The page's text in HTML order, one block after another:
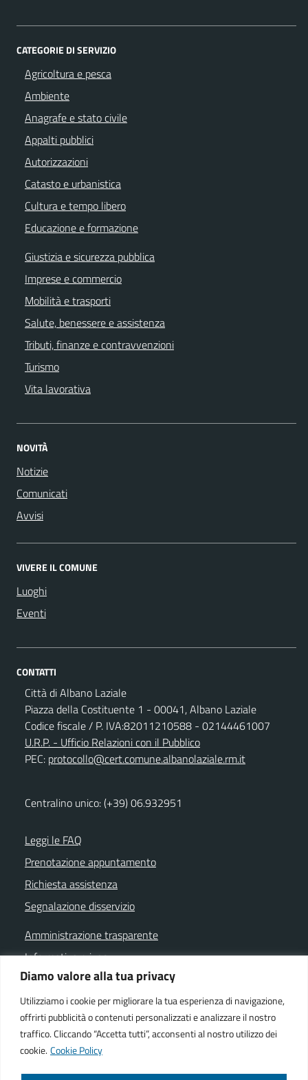
Diamo valore alla tua privacy
Utilizziamo i cookie per migliorare la tua esperienza di navigazione,
offrirti pubblicità o contenuti personalizzati e analizzare il nostro
traffico. Cliccando “Accetta tutti”, acconsenti al nostro utilizzo dei
cookie. Cookie Policy
CATEGORIE DI SERVIZIO
Agricoltura e pesca
Ambiente
Anagrafe e stato civile
Appalti pubblici
Autorizzazioni
Catasto e urbanistica
Cultura e tempo libero
Educazione e formazione
Giustizia e sicurezza pubblica
Imprese e commercio
Mobilità e trasporti
Salute, benessere e assistenza
Tributi, finanze e contravvenzioni
Turismo
Vita lavorativa
NOVITÀ
Notizie
Comunicati
Avvisi
VIVERE IL COMUNE
Luoghi
Eventi
CONTATTI
Città di Albano Laziale
Piazza della Costituente 1 - 00041, Albano Laziale
Codice fiscale / P. IVA:82011210588 - 02144461007
U.R.P. - Ufficio Relazioni con il Pubblico
PEC: protocollo@cert.comune.albanolaziale.rm.it
Centralino unico: (+39) 06.932951
Leggi le FAQ
Prenotazione appuntamento
Richiesta assistenza
Segnalazione disservizio
Amministrazione trasparente
Informativa privacy
Note legali
Dichiarazione di accessibilità
Cookie policy